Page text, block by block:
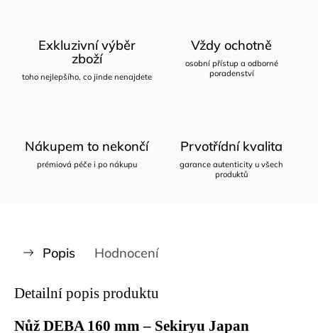
Exkluzivní výběr
zboží
toho nejlepšího, co jinde nenajdete
Vždy ochotně
osobní přístup a odborné
poradenství
Nákupem to nekončí
prémiová péče i po nákupu
Prvotřídní kvalita
garance autenticity u všech
produktů
Popis Hodnocení
Detailní popis produktu
Nůž DEBA 160 mm – Sekiryu Japan